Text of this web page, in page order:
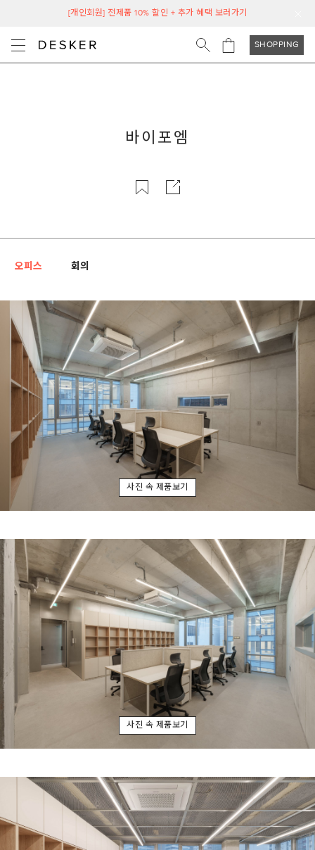
[개인회원] 전제품 10% 할인 + 추가 혜택 보러가기
SHOPPING
바이포엠
오피스 회의
사진 속 제품보기
사진 속 제품보기